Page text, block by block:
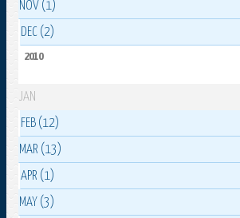
NOV (1)
DEC (2)
2010
JAN
FEB (12)
MAR (13)
APR (1)
MAY (3)